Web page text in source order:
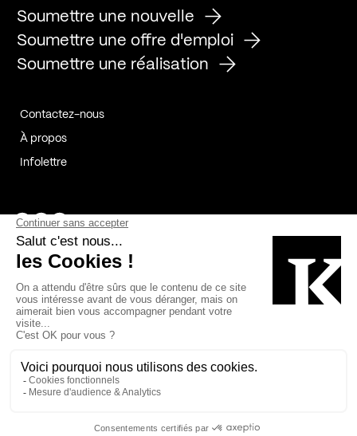
Soumettre une nouvelle
Soumettre une offre d'emploi
Soumettre une réalisation
Contactez-nous
À propos
Infolettre
Page Facebook de Kollectif
Page Instagram de Kollectif
Page Linkedin de Kollectif
Bâtiment-Durable-Québec-1
Esquisses-1IRAC-1
MP-1 v2com-1